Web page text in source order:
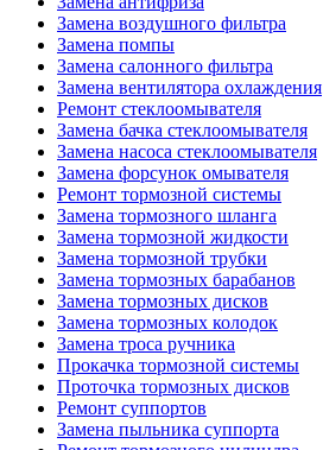
Замена воздушного фильтра
Замена помпы
Замена салонного фильтра
Замена вентилятора охлаждения
Ремонт стеклоомывателя
Замена бачка стеклоомывателя
Замена насоса стеклоомывателя
Замена форсунок омывателя
Ремонт тормозной системы
Замена тормозного шланга
Замена тормозной жидкости
Замена тормозной трубки
Замена тормозных барабанов
Замена тормозных дисков
Замена тормозных колодок
Замена троса ручника
Прокачка тормозной системы
Проточка тормозных дисков
Ремонт суппортов
Замена пыльника суппорта